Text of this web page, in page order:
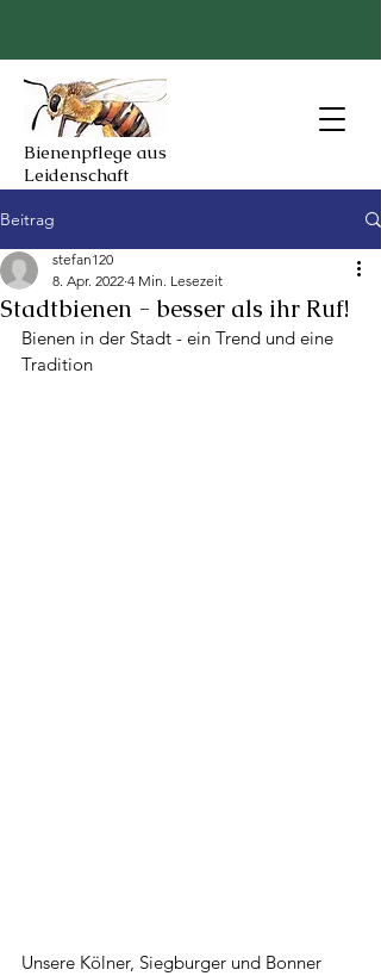
Bienenpflege aus
Leidenschaft
Beitrag
Stadtbienen - besser als ihr Ruf!
stefan120
8. Apr. 2022 4 Min. Lesezeit
Bienen in der Stadt - ein Trend und eine
Tradition
Unsere Kölner, Siegburger und Bonner